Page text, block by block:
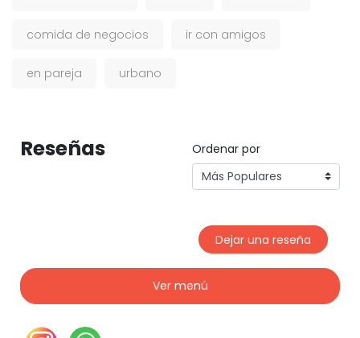
comida de negocios ir con amigos
en pareja urbano
Reseñas Ordenar por
Dejar una reseña
Ver menú